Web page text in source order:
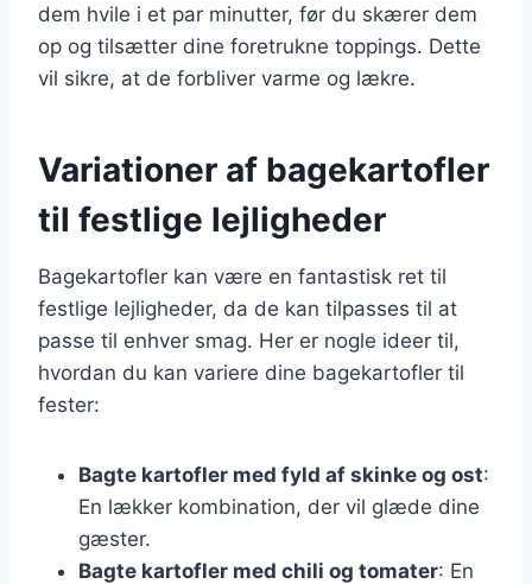
dem hvile i et par minutter, før du skærer dem
op og tilsætter dine foretrukne toppings. Dette
vil sikre, at de forbliver varme og lækre.
Variationer af bagekartofler
til festlige lejligheder
Bagekartofler kan være en fantastisk ret til
festlige lejligheder, da de kan tilpasses til at
passe til enhver smag. Her er nogle ideer til,
hvordan du kan variere dine bagekartofler til
fester:
Bagte kartofler med fyld af skinke og ost:
En lækker kombination, der vil glæde dine
gæster.
Bagte kartofler med chili og tomater: En